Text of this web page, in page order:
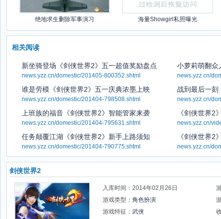
绝地求生删除军事演习 海量Showgirl私照曝光
相关阅读
新坐骑登场《剑侠世界2》五一超值奖励盘点
news.yzz.cn/domestic/201405-800352.shtml
小萝莉萌翻众
news.yzz.cn/
谁是劳模《剑侠世界2》五一庆典浓墨上映
news.yzz.cn/domestic/201404-798508.shtml
战到最后一刻
news.yzz.cn/
上班族的福音《剑侠世界2》智能管家来袭
news.yzz.cn/domestic/201404-795631.shtml
《剑侠世界2
news.yzz.cn/
任务颠覆江湖《剑侠世界2》新手上路须知
news.yzz.cn/domestic/201404-790775.shtml
《剑侠世界2
news.yzz.cn/
剑侠世界2
入库时间：2014年02月26日
游戏类型： 角色扮演
游戏特征： 武侠